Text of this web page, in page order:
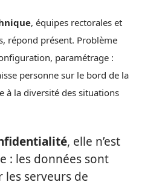
, équipes rectorales et
répond présent. Problème
paramétrage :
personne sur le bord de la
à la diversité des situations
, elle n’est
: les données sont
les serveurs de